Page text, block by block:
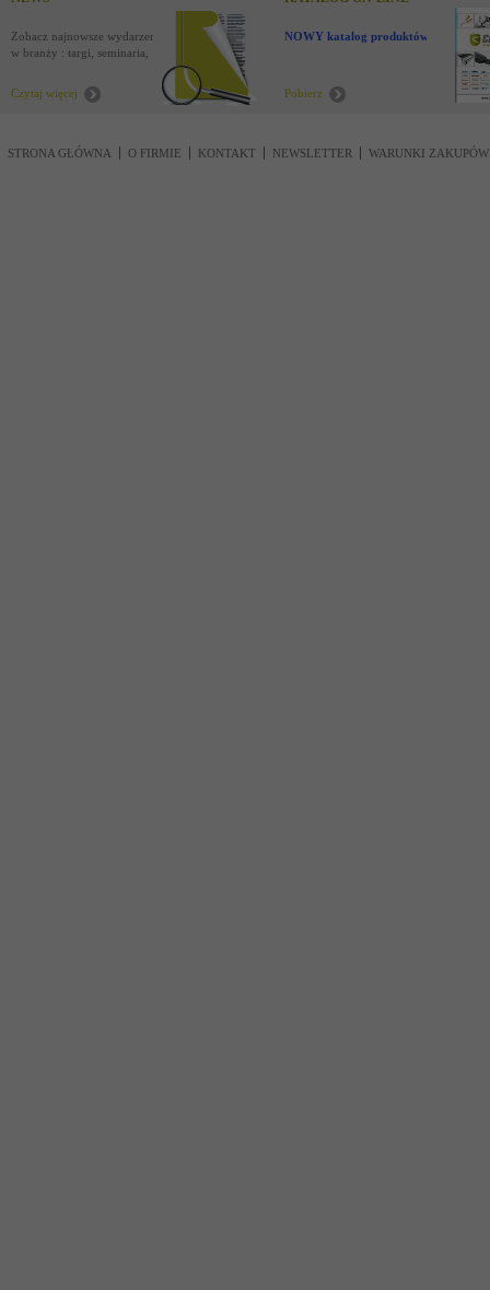
Zobacz najnowsze wydarzenia
w branży : targi, seminaria,
Czytaj więcej
NOWY katalog produktów !
Pobierz
STRONA GŁÓWNA O FIRMIE KONTAKT NEWSLETTER WARUNKI ZAKUPÓW